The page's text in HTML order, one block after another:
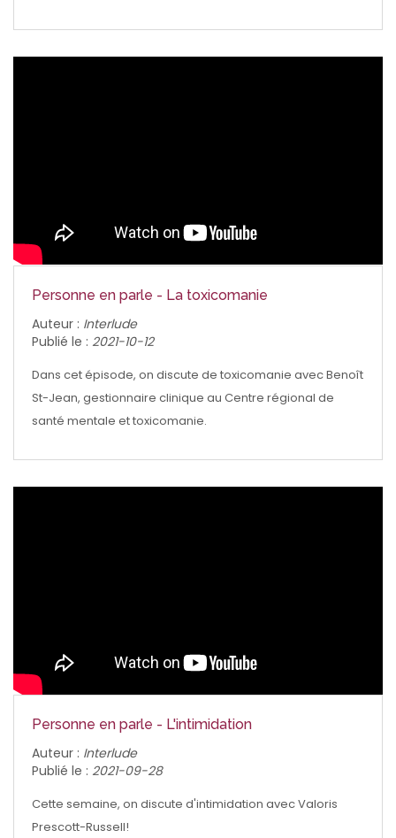
Personne en parle - La toxicomanie
Auteur : Interlude
Publié le : 2021-10-12
Dans cet épisode, on discute de toxicomanie avec Benoît
St-Jean, gestionnaire clinique au Centre régional de
santé mentale et toxicomanie.
Personne en parle - L'intimidation
Auteur : Interlude
Publié le : 2021-09-28
Cette semaine, on discute d'intimidation avec Valoris
Prescott-Russell!